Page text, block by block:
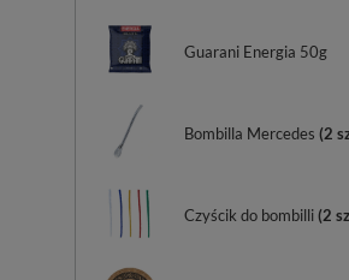
Guarani Energia 50g
Bombilla Mercedes (2
Czyścik do bombilli(2